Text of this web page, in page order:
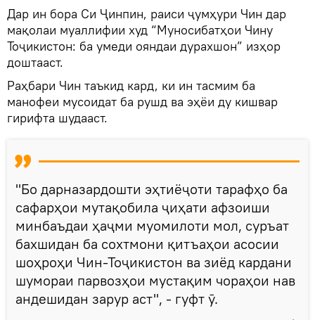
Дар ин бора Си Ҷинпин, раиси ҷумҳури Чин дар
мақолаи муаллифии худ “Муносибатҳои Чину
Тоҷикистон: ба умеди ояндаи дурахшон” изҳор
доштааст.
Раҳбари Чин таъкид кард, ки ин тасмим ба
манофеи мусоидат ба рушд ва эҳёи ду кишвар
гирифта шудааст.
"Бо дарназардошти эҳтиёҷоти тарафҳо ба
сафарҳои мутақобила ҷиҳати афзоиши
минбаъдаи ҳаҷми муомилоти мол, суръат
бахшидан ба сохтмони қитъаҳои асосии
шоҳроҳи Чин-Тоҷикистон ва зиёд кардани
шумораи парвозҳои мустақим чораҳои нав
андешидан зарур аст", - гуфт ӯ.